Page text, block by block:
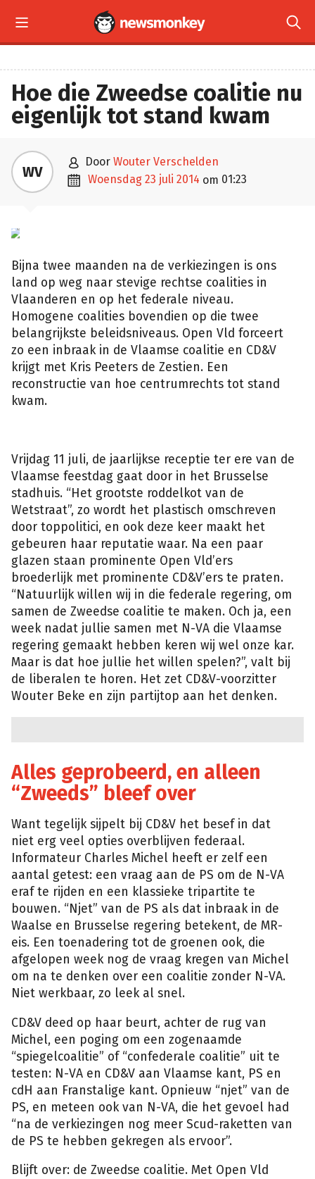
 
Hoe die Zweedse coalitie nu
eigenlijk tot stand kwam
WV  door Wouter Verschelden
 woensdag 23 juli 2014 om 01:23
vrt
Bijna twee maanden na de verkiezingen is ons
land op weg naar stevige rechtse coalities in
Vlaanderen en op het federale niveau.
Homogene coalities bovendien op die twee
belangrijkste beleidsniveaus. Open Vld forceert
zo een inbraak in de Vlaamse coalitie en CD&V
krijgt met Kris Peeters de Zestien. Een
reconstructie van hoe centrumrechts tot stand
kwam.
Vrijdag 11 juli, de jaarlijkse receptie ter ere van de
Vlaamse feestdag gaat door in het Brusselse
stadhuis. “Het grootste roddelkot van de
Wetstraat”, zo wordt het plastisch omschreven
door toppolitici, en ook deze keer maakt het
gebeuren haar reputatie waar. Na een paar
glazen staan prominente Open Vld’ers
broederlijk met prominente CD&V’ers te praten.
“Natuurlijk willen wij in die federale regering, om
samen de Zweedse coalitie te maken. Och ja, een
week nadat jullie samen met N-VA die Vlaamse
regering gemaakt hebben keren wij wel onze kar.
Maar is dat hoe jullie het willen spelen?”, valt bij
de liberalen te horen. Het zet CD&V-voorzitter
Wouter Beke en zijn partijtop aan het denken.
Alles geprobeerd, en alleen
“Zweeds” bleef over
Want tegelijk sijpelt bij CD&V het besef in dat
niet erg veel opties overblijven federaal.
Informateur Charles Michel heeft er zelf een
aantal getest: een vraag aan de PS om de N-VA
eraf te rijden en een klassieke tripartite te
bouwen. “Njet” van de PS als dat inbraak in de
Waalse en Brusselse regering betekent, de MR-
eis. Een toenadering tot de groenen ook, die
afgelopen week nog de vraag kregen van Michel
om na te denken over een coalitie zonder N-VA.
Niet werkbaar, zo leek al snel.
CD&V deed op haar beurt, achter de rug van
Michel, een poging om een zogenaamde
“spiegelcoalitie” of “confederale coalitie” uit te
testen: N-VA en CD&V aan Vlaamse kant, PS en
cdH aan Franstalige kant. Opnieuw “njet” van de
PS, en meteen ook van N-VA, die het gevoel had
“na de verkiezingen nog meer Scud-raketten van
de PS te hebben gekregen als ervoor”.
Blijft over: de Zweedse coalitie. Met Open Vld